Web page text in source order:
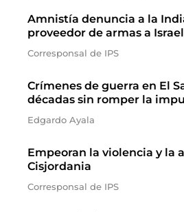
Amnistía denuncia a la
proveedor de armas a Israel
Corresponsal de IPS
Crímenes de guerra en El
décadas sin romper la
Edgardo Ayala
Empeoran la violencia y la
Cisjordania
Corresponsal de IPS